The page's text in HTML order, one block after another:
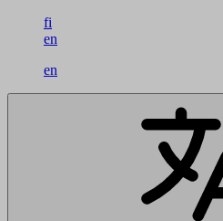
fi
en
en